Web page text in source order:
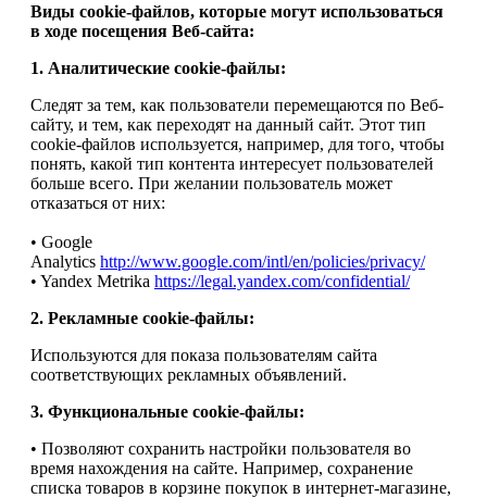
Виды cookie-файлов, которые могут использоваться
в ходе посещения Веб-сайта:
1. Аналитические cookie-файлы:
Следят за тем, как пользователи перемещаются по Веб-
сайту, и тем, как переходят на данный сайт. Этот тип
cookie-файлов используется, например, для того, чтобы
понять, какой тип контента интересует пользователей
больше всего. При желании пользователь может
отказаться от них:
• Google
Analytics http://www.google.com/intl/en/policies/privacy/
• Yandex Metrika https://legal.yandex.com/confidential/
2. Рекламные cookie-файлы:
Используются для показа пользователям сайта
соответствующих рекламных объявлений.
3. Функциональные cookie-файлы:
• Позволяют сохранить настройки пользователя во
время нахождения на сайте. Например, сохранение
списка товаров в корзине покупок в интернет-магазине,